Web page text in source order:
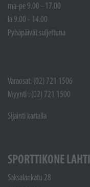
ma-pe 9.00 - 17.00
la 9.00 - 14.00
Pyhäpäivät suljettuna
Varaosat: (02) 721 1506
Myynti : (02) 721 1500
Sijainti kartalla
SPORTTIKONE LAHTI
Saksalankatu 28